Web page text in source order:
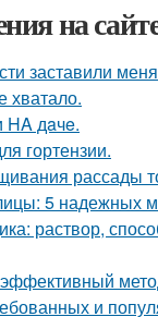
на
заставили
хватало.
дaчe.
гортензии.
рассады
5 надежных
раствор,
и